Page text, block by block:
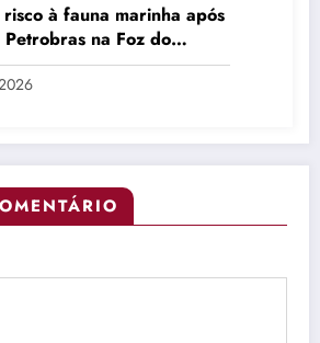
à fauna marinha após
na Foz do